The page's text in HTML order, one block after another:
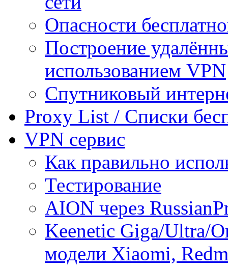
Опасности
Построение
использованием VPN
Спутниковый
Proxy List / Списки
VPN сервис
Как правильно
Тестирование
AION через
Keenetic Giga/Ultra/
модели Xiaomi,